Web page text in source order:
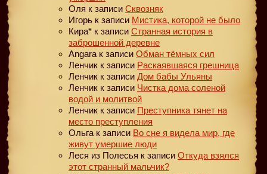
Оля к записи Сквозняк
Игорь к записи Мистика, которой не было
Кира* к записи Странная история в
заброшенной деревне
Angara к записи Обман тёмных сил
Ленчик к записи Раскаявшаяся грешница
Ленчик к записи Дом бабы Ульяны
Ленчик к записи Чистка дома соленой
водой и молитвой
Ленчик к записи Преступника тянет на
место преступления
Ольга к записи Во сне я видела мир, где
живут умершие люди
Леся из Полесья к записи Откуда взялся
этот странный мальчик?